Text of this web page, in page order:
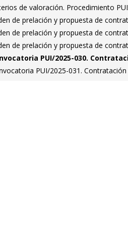
de valoración. Procedimiento
de prelación y propuesta de
de prelación y propuesta de
de prelación y propuesta de
PUI/2025-030.
PUI/2025-031.